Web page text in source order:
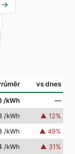
→
vs dnes
/kWh
—
/kWh ▲ 12%
/kWh ▲ 49%
/kWh ▲ 31%